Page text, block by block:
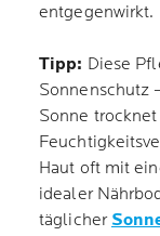
entgegenwirkt.
Tipp: Diese
Sonnenschutz
Sonne
Haut oft mit
idealer
täglicher